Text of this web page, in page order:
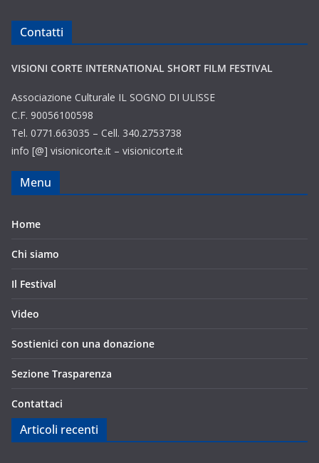
Contatti
VISIONI CORTE INTERNATIONAL SHORT FILM FESTIVAL
Associazione Culturale IL SOGNO DI ULISSE
C.F. 90056100598
Tel. 0771.663035 – Cell. 340.2753738
info [@] visionicorte.it – visionicorte.it
Menu
Home
Chi siamo
Il Festival
Video
Sostienici con una donazione
Sezione Trasparenza
Contattaci
Articoli recenti